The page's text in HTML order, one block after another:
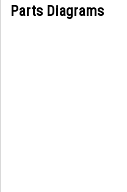
Parts Diagrams